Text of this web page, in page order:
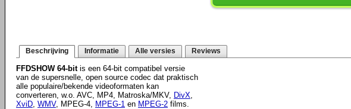
Beschrijving Informatie Alle versies Reviews
FFDSHOW 64-bitis een 64-bit compatibel versie
van de supersnelle, open source codec dat praktisch
alle populaire/bekende videoformaten kan
converteren, w.o. AVC, MP4, Matroska/MKV, DivX,
XviD, WMV, MPEG-4, MPEG-1 en MPEG-2 films.